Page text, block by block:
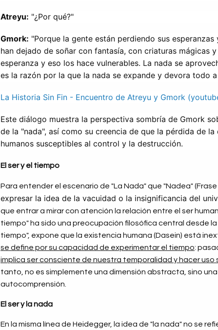
Atreyu: "¿Por qué?"
Gmork: "Porque la gente están perdiendo sus
han dejado de soñar con fantasía, con criaturas mágicas
esperanza y eso los hace vulnerables. La nada se
es la razón por la que la nada se expande y devora todo
La Historia Sin Fin - Encuentro de Atreyu y Gmork
Este diálogo muestra la perspectiva sombría de Gmork
de la "nada", así como su creencia de que la pérdida de
humanos susceptibles al control y la destrucción.
El ser y el tiempo
Para entender el escenario de "La Nada" que "Nadea"
expresar la idea de la vacuidad o la insignificancia del
que entrar a mirar con atención la relación entre el ser
tiempo" ha sido una preocupación filosófica central desde
tiempo", expone que la existencia humana (Dasein) está
se define por su capacidad de experimentar el tiempo:
implica ser consciente de nuestra temporalidad y hacer
tanto, no es simplemente una dimensión abstracta, sino
autocomprensión.
El ser y la nada
En la misma línea de Heidegger, la idea de "la nada" no se